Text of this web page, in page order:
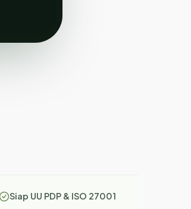
Siap UU PDP & ISO 27001